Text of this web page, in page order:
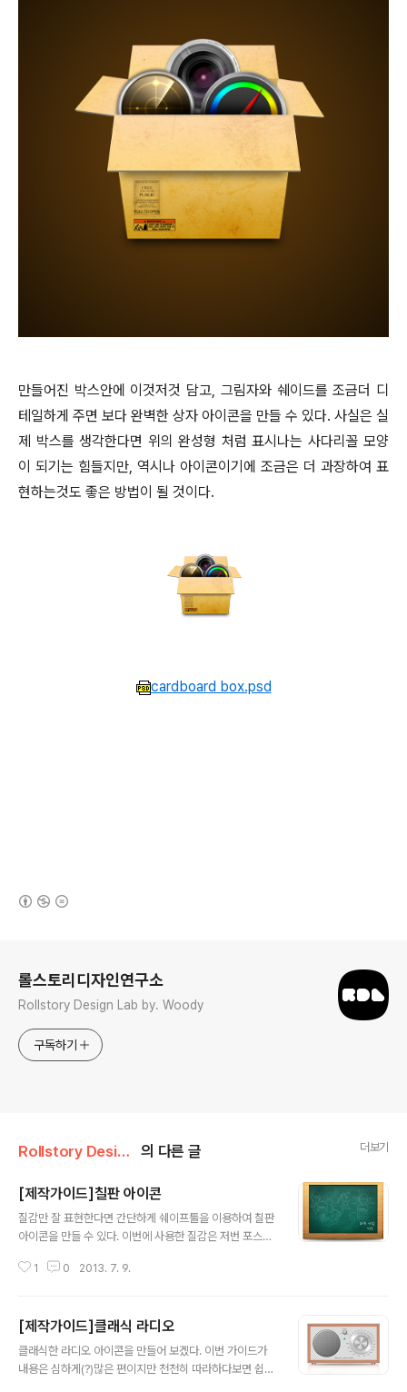
만들어진 박스안에 이것저것 담고, 그림자와 쉐이드를 조금더 디
테일하게 주면 보다 완벽한 상자 아이콘을 만들 수 있다. 사실은 실
제 박스를 생각한다면 위의 완성형 처럼 표시나는 사다리꼴 모양
이 되기는 힘들지만, 역시나 아이콘이기에 조금은 더 과장하여 표
현하는것도 좋은 방법이 될 것이다.
cardboard box.psd
롤스토리디자인연구소
Rollstory Design Lab by. Woody
구독하기
Rollstory Design/7月 - July 의 다른 글 더보기
[제작가이드]칠판 아이콘
질감만 잘 표현한다면 간단하게 쉐이프툴을 이용하여 칠판
아이콘을 만들 수 있다. 이번에 사용한 질감은 저번 포스팅
Noise와 Motion Blur을 사용하였다. 제작 순서를 알아
의 틀이 될 부분이다), 아래의 레이어스타일을 적용한다.
▲wood레이어의 레이어 스타일 ▲wood레이어에 스타
일이 적용된 모습 03.다음은 wood레이어의 질감을 표현
1 0 2013. 7. 9.
[제작가이드]클래식 라디오
클래식한 라디오 아이콘을 만들어 보겠다. 이번 가이드가
내용은 심하게(?)많은 편이지만 천천히 따라하다보면 쉽게